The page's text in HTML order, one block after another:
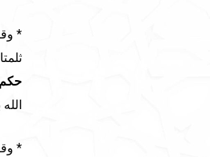
*
حكم
*